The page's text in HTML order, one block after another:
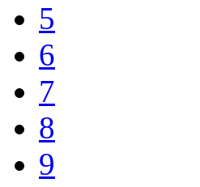
5
6
7
8
9